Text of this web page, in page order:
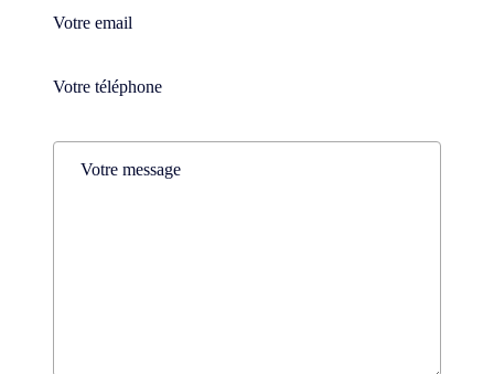
Téléphone(Nécessaire)
Téléphone(Nécessaire)
Comments